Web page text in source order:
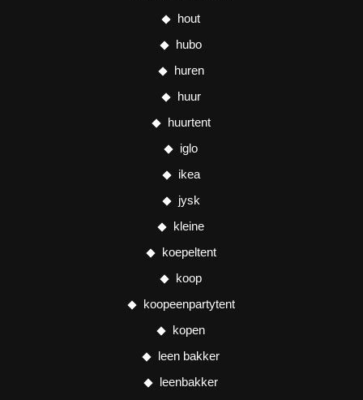
hout
hubo
huren
huur
huurtent
iglo
ikea
jysk
kleine
koepeltent
koop
koopeenpartytent
kopen
leen bakker
leenbakker